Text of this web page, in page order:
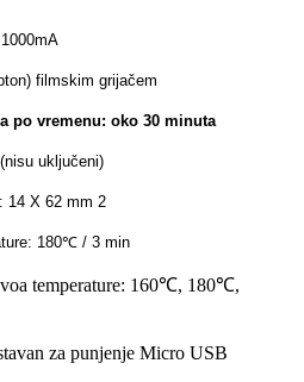
filmskim grijačem
po vremenu: oko 30 minuta
uključeni)
14 X 62 mm 2
180℃ / 3 min
temperature: 160℃, 180℃,
za punjenje Micro USB